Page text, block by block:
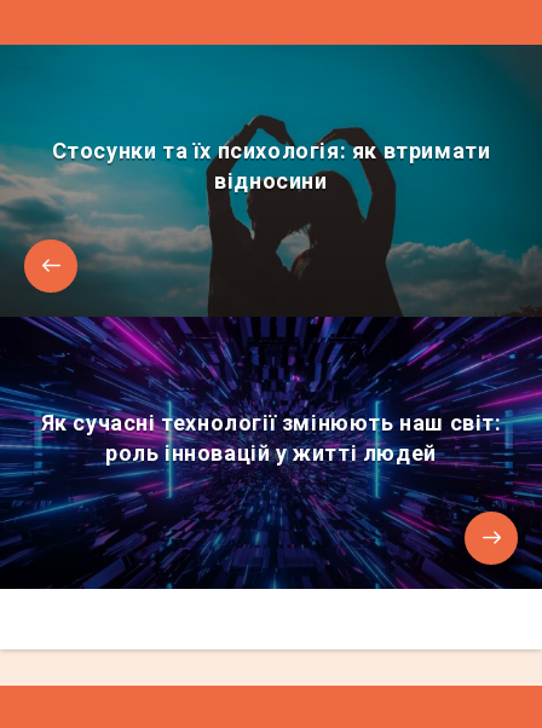
Стосунки та їх психологія: як втримати
відносини
Як сучасні технології змінюють наш світ:
роль інновацій у житті людей